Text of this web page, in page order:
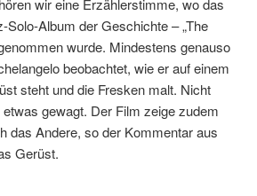
wir eine Erzählerstimme, wo das
Album der Geschichte – „The
wurde. Mindestens genauso
beobachtet, wie er auf einem
steht und die Fresken malt. Nicht
gewagt. Der Film zeige zudem
das Andere, so der Kommentar aus
Gerüst.